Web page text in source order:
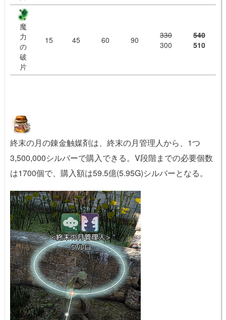
魔
力
の
破
片
15 45 60 90
330
300
540
510
終末の月の錬金触媒剤は、終末の月管理人から、1つ
3,500,000シルバーで購入できる。V段階までの必要個数
は1700個で、購入額は59.5億(5.95G)シルバーとなる。